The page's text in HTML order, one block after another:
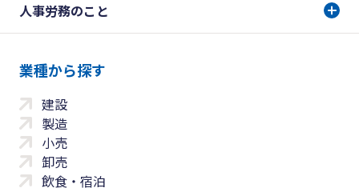
人事労務のこと
業種から探す
建設
製造
小売
卸売
飲食・宿泊